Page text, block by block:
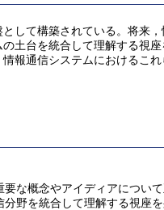
して構築されている。将来
土台を統合して理解する視
報通信システムにおけるこ
な概念やアイディアについ
野を統合して理解する視座を